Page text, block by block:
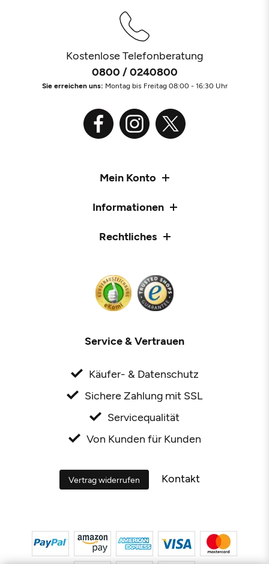
Kostenlose Telefonberatung
0800 / 0240800
Sie erreichen uns: Montag bis Freitag 08:00 - 16:30 Uhr
Mein Konto
Informationen
Rechtliches
Service & Vertrauen
Käufer- & Datenschutz
Sichere Zahlung mit SSL
Servicequalität
Von Kunden für Kunden
Vertrag widerrufen Kontakt